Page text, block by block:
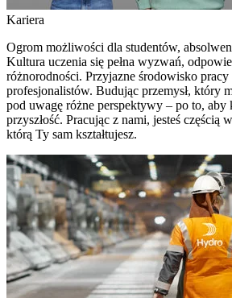
Kariera
Ogrom możliwości dla studentów,
Kultura uczenia się pełna wyzwań,
różnorodności. Przyjazne środowisko
profesjonalistów. Budując przemysł, który
pod uwagę różne perspektywy – po to, aby
przyszłość. Pracując z nami, jesteś częścią
którą Ty sam kształtujesz.